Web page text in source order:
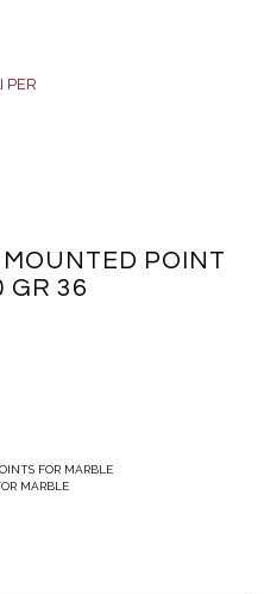
POINT
GR 36
FOR MARBLE
MARBLE